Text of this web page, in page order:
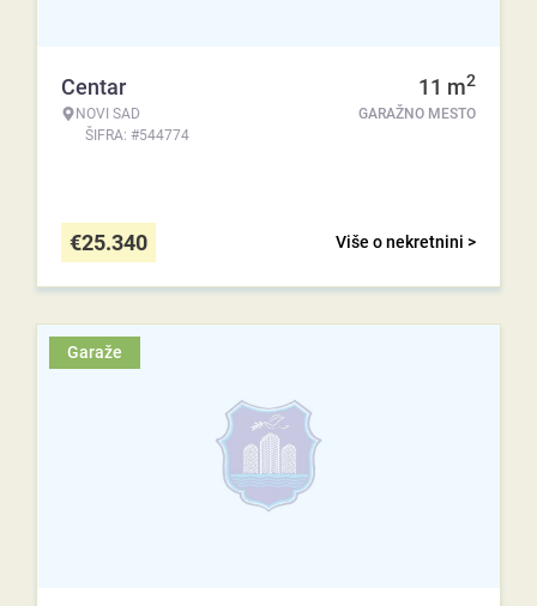
Centar
NOVI SAD
ŠIFRA: #544774
11 m2
GARAŽNO MESTO
Više o nekretnini >
€25.340
Garaže